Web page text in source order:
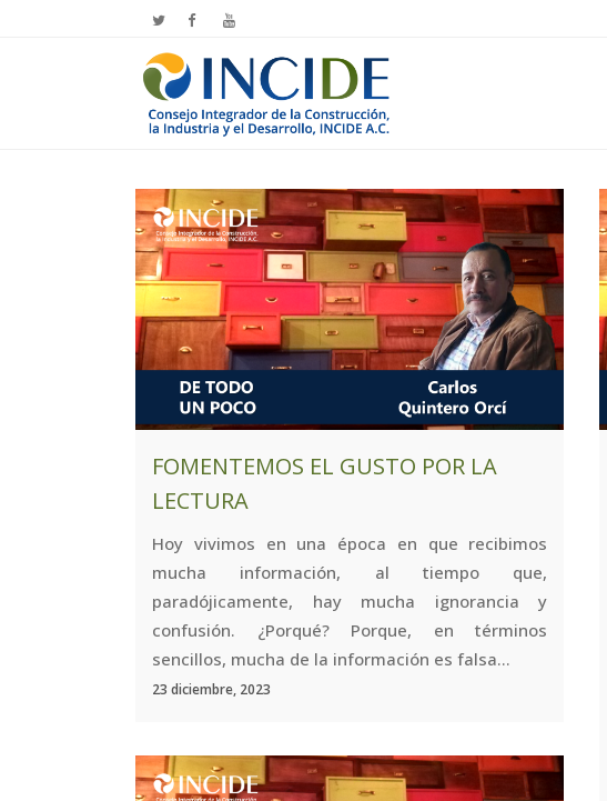
FOMENTEMOS EL GUSTO POR LA
LECTURA
Hoy vivimos en una época en que recibimos
mucha información, al tiempo que,
paradójicamente, hay mucha ignorancia y
confusión. ¿Porqué? Porque, en términos
sencillos, mucha de la información es falsa...
23 diciembre, 2023